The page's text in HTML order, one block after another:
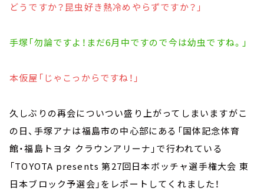
どうですか？昆虫好き熱冷めやらずですか？」
手塚「勿論ですよ！まだ6月中ですので今は幼虫ですね。」
本仮屋「じゃこっからですね！」
久しぶりの再会についつい盛り上がってしまいますがこ
の日、手塚アナは福島市の中心部にある「国体記念体育
館・福島トヨタ クラウンアリーナ」で行われている
「TOYOTA presents 第27回日本ボッチャ選手権大会 東
日本ブロック予選会」をレポートしてくれました！